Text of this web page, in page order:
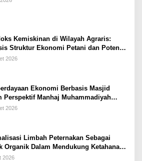
Kemiskinan di Wilayah Agraris:
Struktur Ekonomi Petani dan Potensi
Berbasis Masjid di Kabupaten
2026
Ekonomi Berbasis Masjid
Perspektif Manhaj Muhammadiyah
Penguatan Keluarga Sakinah di
2026
Limbah Peternakan Sebagai
Organik Dalam Mendukung Ketahanan
Rumah Tangga Petani di Kabupaten
2026